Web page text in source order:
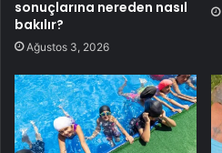
sonuçlarına nereden nasıl
bakılır?
Ağustos 3, 2026